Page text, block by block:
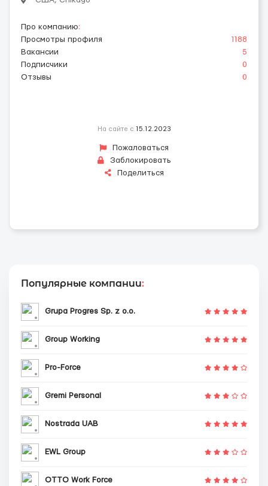
Про компанию:
Просмотры профиля
1188
Вакансии
5
Подписчики
0
Отзывы
0
На сайте с 15.12.2023
Пожаловаться
Заблокировать
Поделиться
Популярные компании:
Grupa Progres Sp. z o.o.
Group Working
Pro-Force
Gremi Personal
Nostrada UAB
EWL Group
OTTO Work Force